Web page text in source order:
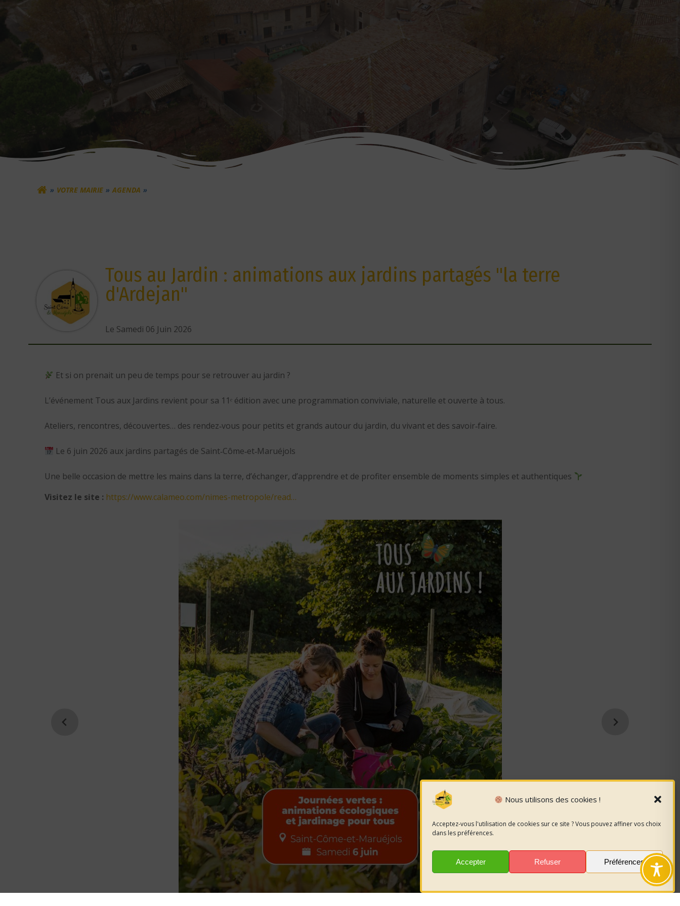
Nous utilisons des cookies !
Acceptez-vous l'utilisation de cookies sur ce site ? Vous pouvez affiner vos choix
dans les préférences.
Accepter Refuser Préférences
VOTRE MAIRIE AGENDA
Tous au Jardin : animations aux jardins partagés "la terre
d'Ardejan"
Le Samedi 06 Juin 2026
Et si on prenait un peu de temps pour se retrouver au jardin ?
L’événement Tous aux Jardins revient pour sa 11ᵉ édition avec une programmation conviviale, naturelle et ouverte à tous.
Ateliers, rencontres, découvertes… des rendez‑vous pour petits et grands autour du jardin, du vivant et des savoir‑faire.
Le 6 juin 2026 aux jardins partagés de Saint‑Côme‑et‑Maruéjols
Une belle occasion de mettre les mains dans la terre, d’échanger, d’apprendre et de profiter ensemble de moments simples et authentiques
Visitez le site : https://www.calameo.com/nimes-metropole/read…